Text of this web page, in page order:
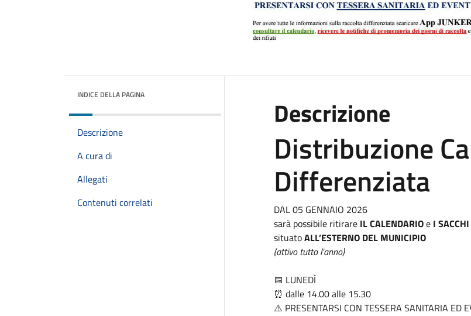
INDICE DELLA PAGINA
Descrizione
A cura di
Allegati
Contenuti correlati
Descrizione
Distribuzione
Differenziata
DAL 05 GENNAIO 2026
sarà possibile ritirare IL CALENDARIOe I
situatoALL’ESTERNO DEL MUNICIPIO
(attivo tutto l’anno)
📅 LUNEDÌ
⏰ dalle 14.00 alle 15.30
⚠️ PRESENTARSI CON TESSERA SANITARIA ED